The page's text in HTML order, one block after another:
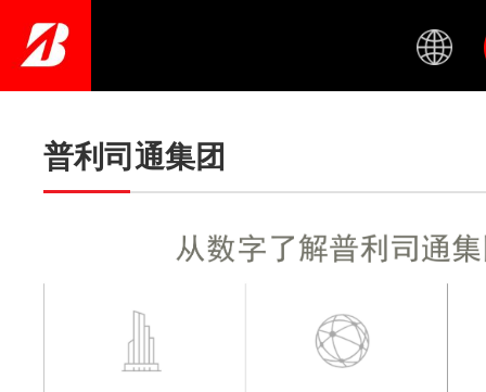
content
普利司通集团